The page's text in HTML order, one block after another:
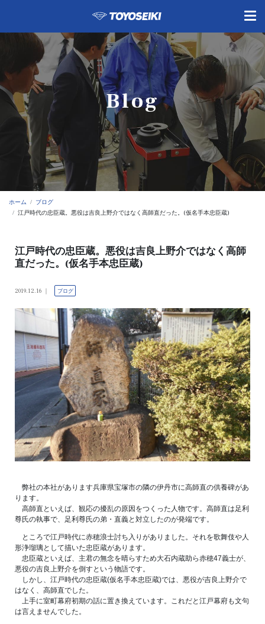
Blog
ホーム
ブログ
江戸時代の忠臣蔵。悪役は吉良上野介ではなく高師直だった。(仮名手本忠臣蔵)
江戸時代の忠臣蔵。悪役は吉良上野介ではなく高師
直だった。(仮名手本忠臣蔵)
2019.12.16 ブログ
弊社の本社があります兵庫県宝塚市の隣の伊丹市に高師直の供養碑があ
ります。
高師直といえば、観応の擾乱の原因をつくった人物です。高師直は足利
尊氏の執事で、足利尊氏の弟・直義と対立したのが発端です。
ところで江戸時代に赤穂浪士討ち入りがありました。それを歌舞伎や人
形浄瑠璃として描いた忠臣蔵があります。
忠臣蔵といえば、主君の無念を晴らすため大石内蔵助ら赤穂47義士が、
悪役の吉良上野介を倒すという物語です。
しかし、江戸時代の忠臣蔵(仮名手本忠臣蔵)では、悪役が吉良上野介で
はなく、高師直でした。
上手に室町幕府初期の話に置き換えています。これだと江戸幕府も文句
は言えませんでした。